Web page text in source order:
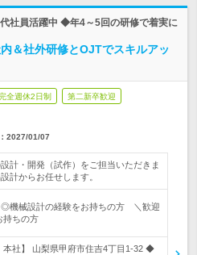
社員活躍中 ◆年4～5回の研修で着実に
＆社外研修とOJTでスキルアッ
全週休2日制 第二新卒歓迎
2027/01/07
計・開発（試作）をご担当いただきま
計からお任せします。
◎機械設計の経験をお持ちの方 ＼歓迎
持ちの方
本社】 山梨県甲府市住吉4丁目1-32 ◆